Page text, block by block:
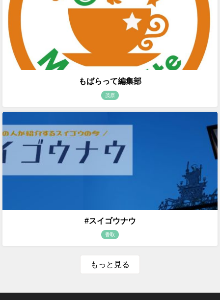
もばらって編集部
茂原
#スイゴウナウ
香取
もっと見る